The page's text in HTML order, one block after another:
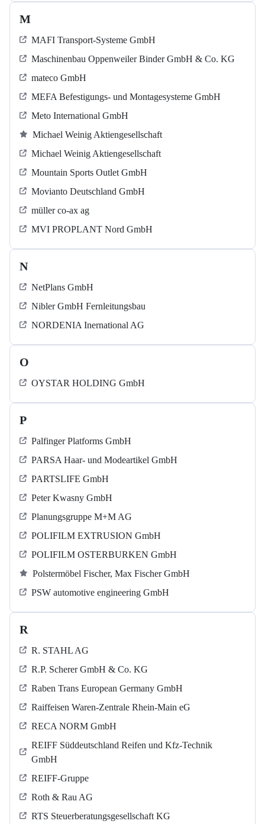
M
MAFI Transport-Systeme GmbH
Maschinenbau Oppenweiler Binder GmbH & Co. KG
mateco GmbH
MEFA Befestigungs- und Montagesysteme GmbH
Meto International GmbH
Michael Weinig Aktiengesellschaft
Michael Weinig Aktiengesellschaft
Mountain Sports Outlet GmbH
Movianto Deutschland GmbH
müller co-ax ag
MVI PROPLANT Nord GmbH
N
NetPlans GmbH
Nibler GmbH Fernleitungsbau
NORDENIA Inernational AG
O
OYSTAR HOLDING GmbH
P
Palfinger Platforms GmbH
PARSA Haar- und Modeartikel GmbH
PARTSLIFE GmbH
Peter Kwasny GmbH
Planungsgruppe M+M AG
POLIFILM EXTRUSION GmbH
POLIFILM OSTERBURKEN GmbH
Polstermöbel Fischer, Max Fischer GmbH
PSW automotive engineering GmbH
R
R. STAHL AG
R.P. Scherer GmbH & Co. KG
Raben Trans European Germany GmbH
Raiffeisen Waren-Zentrale Rhein-Main eG
RECA NORM GmbH
REIFF Süddeutschland Reifen und Kfz-Technik
GmbH
REIFF-Gruppe
Roth & Rau AG
RTS Steuerberatungsgesellschaft KG